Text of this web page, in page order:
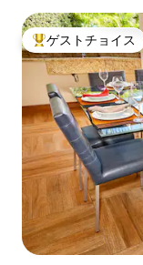
大好評のゲストチ
ゲストチョイス